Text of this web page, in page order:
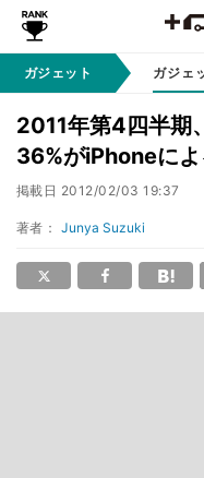
ガジェット ガジェ
2011年第4四半期
36%がiPhoneに
掲載日 2012/02/03 19:37
著者： Junya Suzuki